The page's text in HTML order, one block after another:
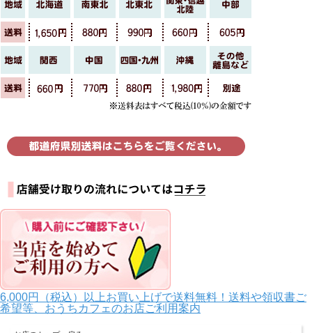
6,000円（税込）以上お買い上げで送料無料！送料や領収書ご
希望等、おうちカフェのお店ご利用案内